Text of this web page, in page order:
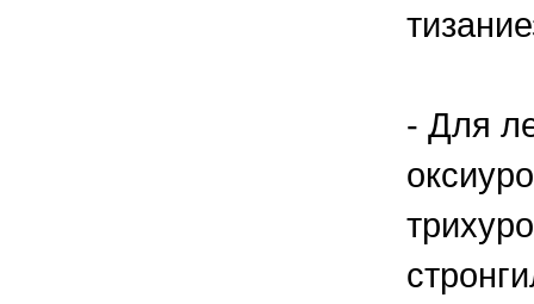
- Для